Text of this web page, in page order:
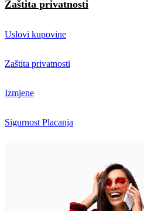
Zaštita privatnosti
Uslovi kupovine
Zaštita privatnosti
Izmjene
Sigurnost Placanja